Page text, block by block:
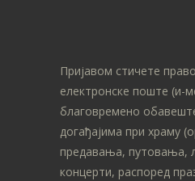
Пријавом стичете
електронске поште (и-
благовремено
догађајима при храму
предавања, путовања,
концерти, распоред